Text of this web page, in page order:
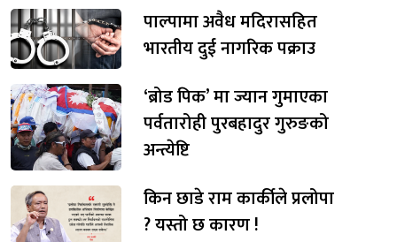
पाल्पामा अवैध मदिरासहित
भारतीय दुई नागरिक पक्राउ
‘ब्रोड पिक’ मा ज्यान गुमाएका
पर्वतारोही पुरबहादुर गुरुङको
अन्त्येष्टि
किन छाडे राम कार्कीले प्रलोपा
? यस्तो छ कारण !